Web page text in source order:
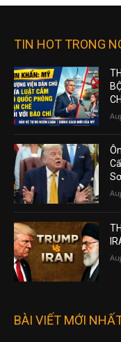
TIN HOT TRONG
CHÍ
BÀI VIẾT MỚI